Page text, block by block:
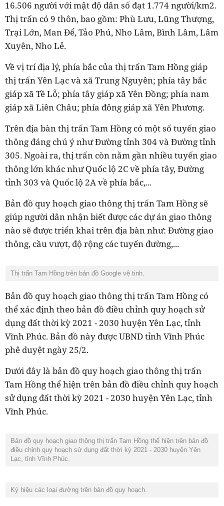
16.506 người với mật độ dân số đạt 1.774 người/km2.
Thị trấn có 9 thôn, bao gồm: Phù Lưu, Lũng Thượng,
Trại Lớn, Man Để, Tảo Phú, Nho Lâm, Bình Lâm, Lâm
Xuyên, Nho Lẻ.
Về vị trí địa lý, phía bắc của thị trấn Tam Hồng giáp
thị trấn Yên Lạc và xã Trung Nguyên; phía tây bắc
giáp xã Tề Lỗ; phía tây giáp xã Yên Đồng; phía nam
giáp xã Liên Châu; phía đông giáp xã Yên Phương.
Trên địa bàn thị trấn Tam Hồng có một số tuyến giao
thông đáng chú ý như Đường tỉnh 304 và Đường tỉnh
305. Ngoài ra, thị trấn còn nằm gần nhiều tuyến giao
thông lớn khác như Quốc lộ 2C về phía tây, Đường
tỉnh 303 và Quốc lộ 2A về phía bắc,...
Bản đồ quy hoạch giao thông thị trấn Tam Hồng sẽ
giúp người dân nhận biết được các dự án giao thông
nào sẽ được triển khai trên địa bàn như: Đường giao
thông, cầu vượt, độ rộng các tuyến đường,...
Thị trấn Tam Hồng trên bản đồ Google vệ tinh.
Bản đồ quy hoạch giao thông thị trấn Tam Hồng có
thể xác định theo bản đồ điều chỉnh quy hoạch sử
dụng đất thời kỳ 2021 - 2030 huyện Yên Lạc, tỉnh
Vĩnh Phúc. Bản đồ này được UBND tỉnh Vĩnh Phúc
phê duyệt ngày 25/2.
Dưới đây là bản đồ quy hoạch giao thông thị trấn
Tam Hồng thể hiện trên bản đồ điều chỉnh quy hoạch
sử dụng đất thời kỳ 2021 - 2030 huyện Yên Lạc, tỉnh
Vĩnh Phúc.
Bản đồ quy hoạch giao thông thị trấn Tam Hồng thể hiện trên bản đồ
điều chỉnh quy hoạch sử dụng đất thời kỳ 2021 - 2030 huyện Yên
Lạc, tỉnh Vĩnh Phúc.
Ký hiệu các loại đường trên bản đồ quy hoạch.